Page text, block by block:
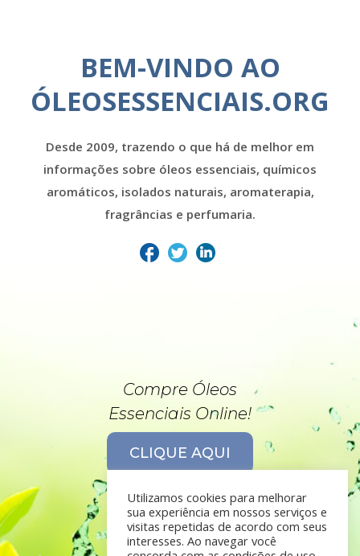
BEM-VINDO AO
ÓLEOSESSENCIAIS.ORG
Desde 2009, trazendo o que há de melhor em
informações sobre óleos essenciais, químicos
aromáticos, isolados naturais, aromaterapia,
fragrâncias e perfumaria.
Compre Óleos
Essenciais Online!
CLIQUE AQUI
Utilizamos cookies para melhorar
sua experiência em nossos serviços e
visitas repetidas de acordo com seus
interesses. Ao navegar você